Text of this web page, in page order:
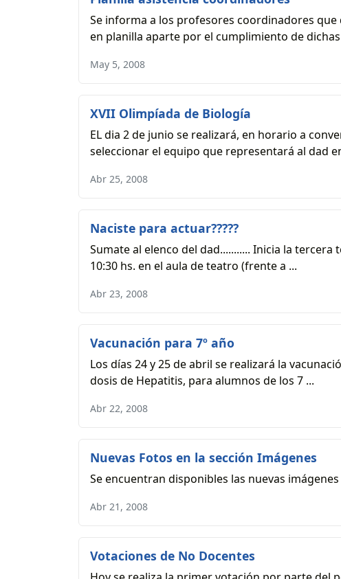
Se informa a los profesores coordinadores
en planilla aparte por el cumplimiento de dichas
May 5, 2008
XVII Olimpíada de Biología
EL dia 2 de junio se realizará, en horario a
seleccionar el equipo que representará al dad
Abr 25, 2008
Naciste para actuar?????
Sumate al elenco del dad........... Inicia la tercera
10:30 hs. en el aula de teatro (frente a ...
Abr 23, 2008
Vacunación para 7º año
Los días 24 y 25 de abril se realizará la
dosis de Hepatitis, para alumnos de los 7 ...
Abr 22, 2008
Nuevas Fotos en la sección Imágenes
Se encuentran disponibles las nuevas
Abr 21, 2008
Votaciones de No Docentes